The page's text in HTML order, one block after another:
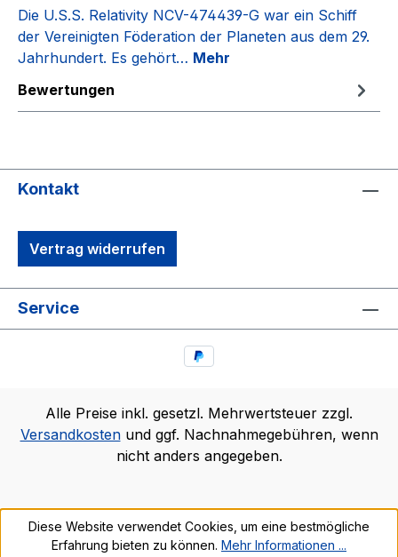
Die U.S.S. Relativity NCV-474439-G war ein Schiff
der Vereinigten Föderation der Planeten aus dem 29.
Jahrhundert. Es gehört… Mehr
Bewertungen
Kontakt
Vertrag widerrufen
Service
Alle Preise inkl. gesetzl. Mehrwertsteuer zzgl.
Versandkostenund ggf. Nachnahmegebühren, wenn
nicht anders angegeben.
Diese Website verwendet Cookies, um eine bestmögliche
Erfahrung bieten zu können. Mehr Informationen ...